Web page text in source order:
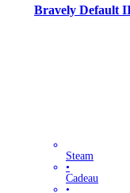
Bravely Default
Steam
•
Cadeau
•